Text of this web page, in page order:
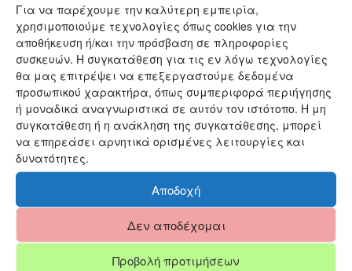
Για να παρέχουμε την καλύτερη εμπειρία,
χρησιμοποιούμε τεχνολογίες όπως cookies για την
αποθήκευση ή/και την πρόσβαση σε πληροφορίες
συσκευών. Η συγκατάθεση για τις εν λόγω τεχνολογίες
θα μας επιτρέψει να επεξεργαστούμε δεδομένα
προσωπικού χαρακτήρα, όπως συμπεριφορά περιήγησης
ή μοναδικά αναγνωριστικά σε αυτόν τον ιστότοπο. Η μη
συγκατάθεση ή η ανάκληση της συγκατάθεσης, μπορεί
να επηρεάσει αρνητικά ορισμένες λειτουργίες και
δυνατότητες.
Αποδοχή
Δεν αποδέχομαι
Προβολή προτιμήσεων
ΚΙΤΡΙΝΗΣ
Κιτρινης – Ο Αναζωογονητικος
Είναι ένα σπάνιο ορυκτό, γιατί δεν συγκρατεί την
αρνητική ενέργεια, αλλά την μετατρέπει αυτόματα
σε θετική. Είναι έξοχος καθαριστής της αύρας.
Προσφέρει υψηλής ποιότητας δονήσεις που
βοηθούν στην ανάπτυξη της δύναμή μας. Με τη
θέρμη του φωτός του, ξεμπλοκάρει συναισθήματα
και απορροφά τον πόνο. Προστατεύει από την